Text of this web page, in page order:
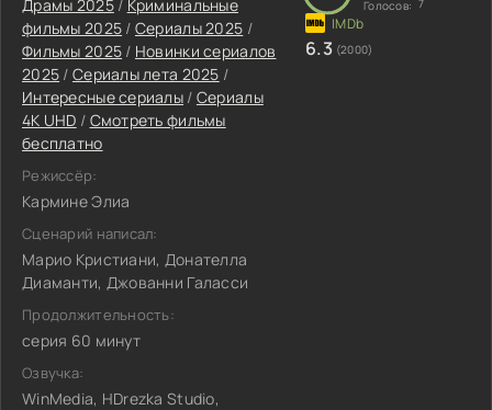
Драмы 2025/ Криминальные
фильмы 2025 / Сериалы 2025 /
Фильмы 2025 / Новинки сериалов
2025 / Сериалы лета 2025 /
Интересные сериалы / Сериалы
4K UHD / Смотреть фильмы
бесплатно
Режиссёр:
Кармине Элиа
Сценарий написал:
Марио Кристиани, Донателла
Диаманти, Джованни Галасси
Продолжительность:
серия 60 минут
Озвучка:
WinMedia, HDrezka Studio,
Голосов: 7
6.3 (2000)